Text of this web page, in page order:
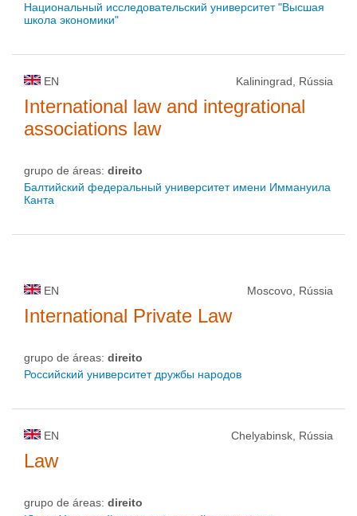
Национальный исследовательский университет "Высшая
школа экономики"
EN Kaliningrad, Rússia
International law and integrational
associations law
grupo de áreas: direito
Балтийский федеральный университет имени Иммануила
Канта
EN Moscovo, Rússia
International Private Law
grupo de áreas: direito
Российский университет дружбы народов
EN Chelyabinsk, Rússia
Law
grupo de áreas: direito